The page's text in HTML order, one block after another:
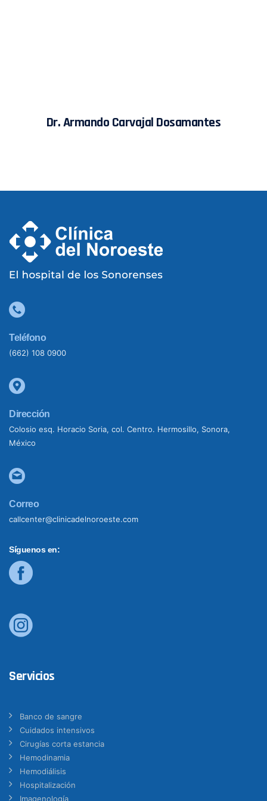
Dr. Armando Carvajal Dosamantes
Teléfono
(662) 108 0900
Dirección
Colosio esq. Horacio Soria, col. Centro. Hermosillo, Sonora,
México
Correo
callcenter@clinicadelnoroeste.com
Síguenos en:
Servicios
Banco de sangre
Cuidados intensivos
Cirugías corta estancia
Hemodinamia
Hemodiálisis
Hospitalización
Imagenología